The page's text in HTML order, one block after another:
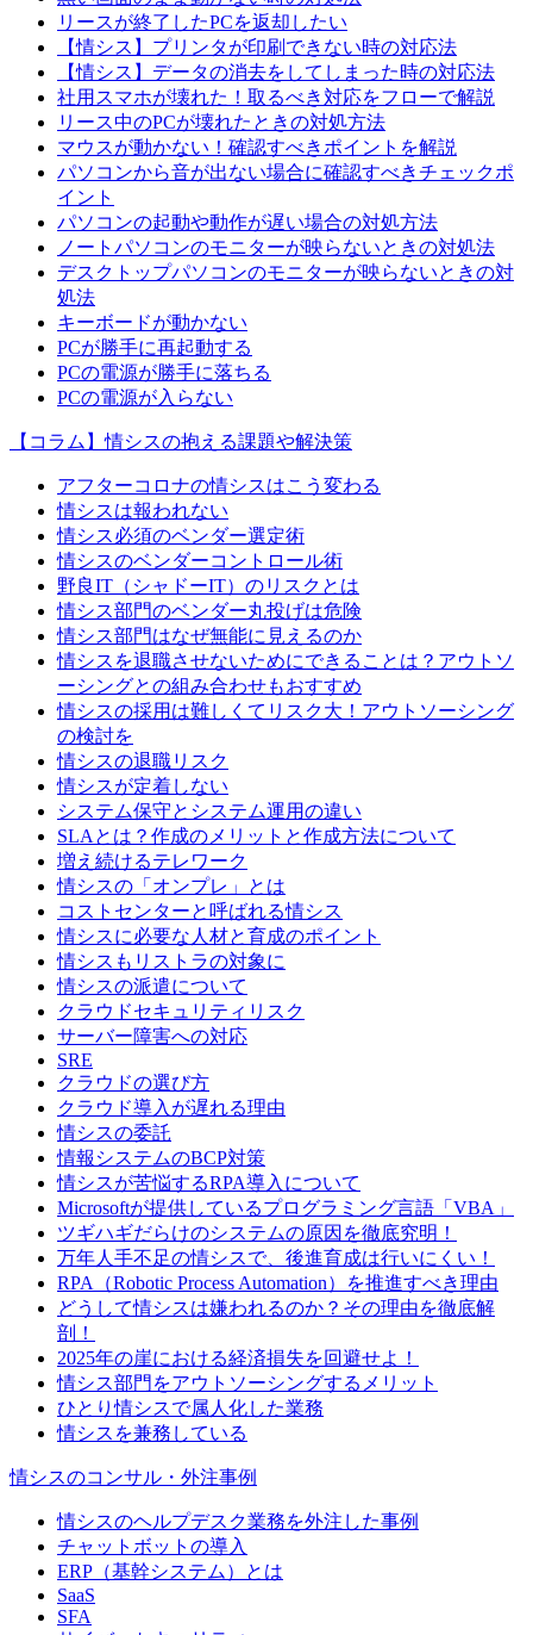
リースが終了したPCを返却したい
【情シス】プリンタが印刷できない時の対応法
【情シス】データの消去をしてしまった時の対応法
社用スマホが壊れた！取るべき対応をフローで解説
リース中のPCが壊れたときの対処方法
マウスが動かない！確認すべきポイントを解説
パソコンから音が出ない場合に確認すべきチェックポ
イント
パソコンの起動や動作が遅い場合の対処方法
ノートパソコンのモニターが映らないときの対処法
デスクトップパソコンのモニターが映らないときの対
処法
キーボードが動かない
PCが勝手に再起動する
PCの電源が勝手に落ちる
PCの電源が入らない
【コラム】情シスの抱える課題や解決策
アフターコロナの情シスはこう変わる
情シスは報われない
情シス必須のベンダー選定術
情シスのベンダーコントロール術
野良IT（シャドーIT）のリスクとは
情シス部門のベンダー丸投げは危険
情シス部門はなぜ無能に見えるのか
情シスを退職させないためにできることは？アウトソ
ーシングとの組み合わせもおすすめ
情シスの採用は難しくてリスク大！アウトソーシング
の検討を
情シスの退職リスク
情シスが定着しない
システム保守とシステム運用の違い
SLAとは？作成のメリットと作成方法について
増え続けるテレワーク
情シスの「オンプレ」とは
コストセンターと呼ばれる情シス
情シスに必要な人材と育成のポイント
情シスもリストラの対象に
情シスの派遣について
クラウドセキュリティリスク
サーバー障害への対応
SRE
クラウドの選び方
クラウド導入が遅れる理由
情シスの委託
情報システムのBCP対策
情シスが苦悩するRPA導入について
Microsoftが提供しているプログラミング言語「VBA」
ツギハギだらけのシステムの原因を徹底究明！
万年人手不足の情シスで、後進育成は行いにくい！
RPA（Robotic Process Automation）を推進すべき理由
どうして情シスは嫌われるのか？その理由を徹底解
剖！
2025年の崖における経済損失を回避せよ！
情シス部門をアウトソーシングするメリット
ひとり情シスで属人化した業務
情シスを兼務している
情シスのコンサル・外注事例
情シスのヘルプデスク業務を外注した事例
チャットボットの導入
ERP（基幹システム）とは
SaaS
SFA